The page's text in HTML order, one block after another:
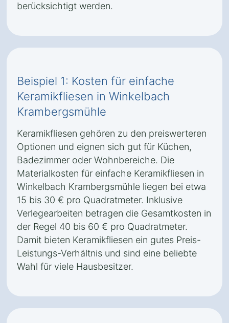
berücksichtigt werden.
Beispiel 1: Kosten für einfache
Keramikfliesen in Winkelbach
Krambergsmühle
Keramikfliesen gehören zu den preiswerteren
Optionen und eignen sich gut für Küchen,
Badezimmer oder Wohnbereiche. Die
Materialkosten für einfache Keramikfliesen in
Winkelbach Krambergsmühle liegen bei etwa
15 bis 30 € pro Quadratmeter. Inklusive
Verlegearbeiten betragen die Gesamtkosten in
der Regel 40 bis 60 € pro Quadratmeter.
Damit bieten Keramikfliesen ein gutes Preis-
Leistungs-Verhältnis und sind eine beliebte
Wahl für viele Hausbesitzer.